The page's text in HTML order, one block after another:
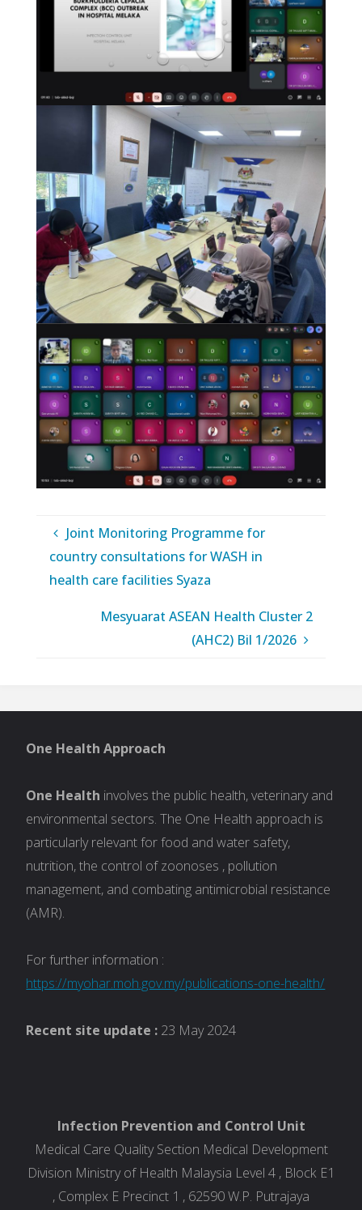
Joint Monitoring Programme for
country consultations for WASH in
health care facilities Syaza
Mesyuarat ASEAN Health Cluster 2
(AHC2) Bil 1/2026
One Health Approach
One Health involves the public health, veterinary and
environmental sectors. The One Health approach is
particularly relevant for food and water safety,
nutrition, the control of zoonoses , pollution
management, and combating antimicrobial resistance
(AMR).
For further information :
https://myohar.moh.gov.my/publications-one-health/
Recent site update : 23 May 2024
Infection Prevention and Control Unit
Medical Care Quality Section Medical Development
Division Ministry of Health Malaysia Level 4 , Block E1
, Complex E Precinct 1 , 62590 W.P. Putrajaya